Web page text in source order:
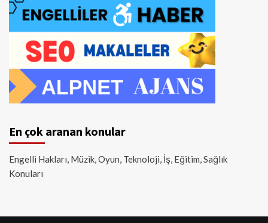
En çok aranan konular
Engelli Hakları, Müzik, Oyun, Teknoloji, İş, Eğitim, Sağlık
Konuları